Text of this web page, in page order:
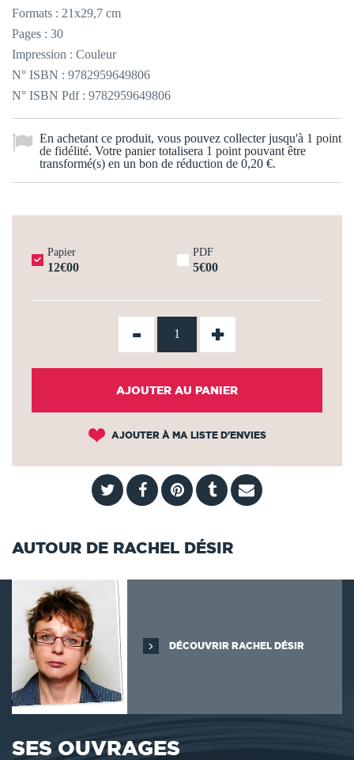
Formats : 21x29,7 cm
Pages : 30
Impression : Couleur
N° ISBN : 9782959649806
N° ISBN Pdf : 9782959649806
En achetant ce produit, vous pouvez collecter jusqu'à 1 point
de fidélité. Votre panier totalisera 1 point pouvant être
transformé(s) en un bon de réduction de 0,20 €.
Papier
12€00
PDF
5€00
- +
AJOUTER AU PANIER
AJOUTER À MA LISTE D'ENVIES
AUTOUR DE RACHEL DÉSIR
DÉCOUVRIR RACHEL DÉSIR
SES OUVRAGES